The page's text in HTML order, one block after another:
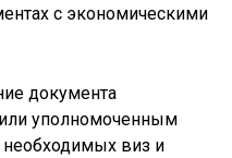
с экономическими
документа
уполномоченным
необходимых виз и